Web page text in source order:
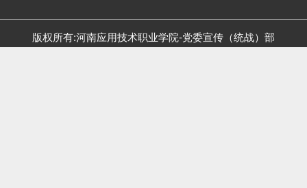
版权所有:河南应用技术职业学院-党委宣传（统战） 部